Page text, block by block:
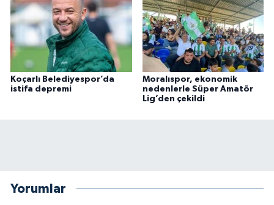
Koçarlı Belediyespor’da
istifa depremi
Moralıspor, ekonomik
nedenlerle Süper Amatör
Lig’den çekildi
Yorumlar